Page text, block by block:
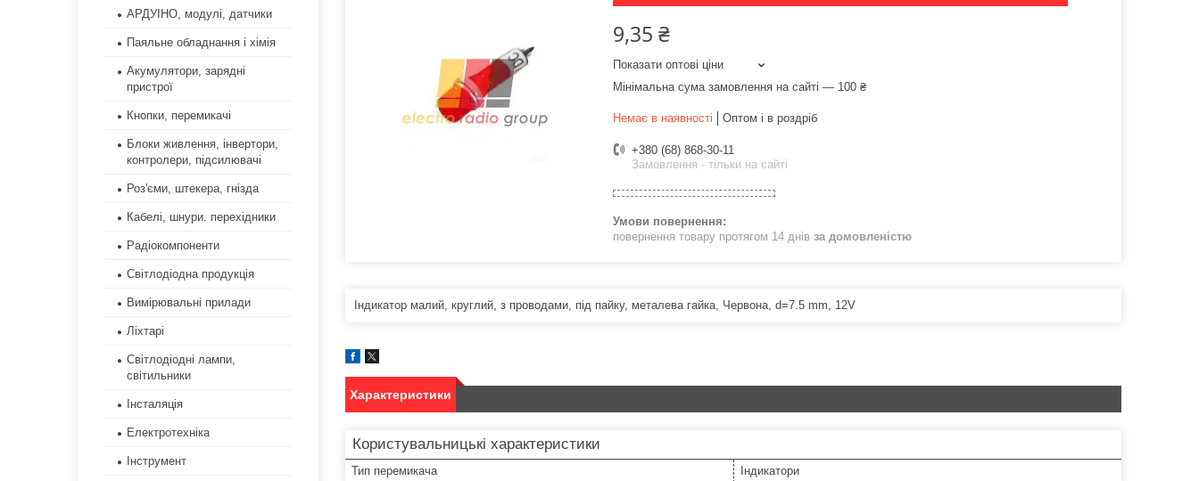
9,35 ₴
Показати оптові ціни
Мінімальна сума замовлення на сайті — 100 ₴
Немає в наявності Оптом і в роздріб
+380 (68) 868-30-11
Замовлення - тільки на сайті
повернення товару протягом 14 днів за домовленістю
Індикатор малий, круглий, з проводами, під пайку, металева гайка, Червона, d=7.5 mm, 12V
Характеристики
Користувальницькі характеристики
Тип перемикача Індикатори
АРДУІНО, модулі, датчики
Паяльне обладнання і хімія
Акумулятори, зарядні
пристрої
Кнопки, перемикачі
Блоки живлення, інвертори,
контролери, підсилювачі
Роз'єми, штекера, гнізда
Кабелі, шнури. перехідники
Радіокомпоненти
Світлодіодна продукція
Вимірювальні прилади
Ліхтарі
Світлодіодні лампи,
світильники
Інсталяція
Електротехніка
Інструмент